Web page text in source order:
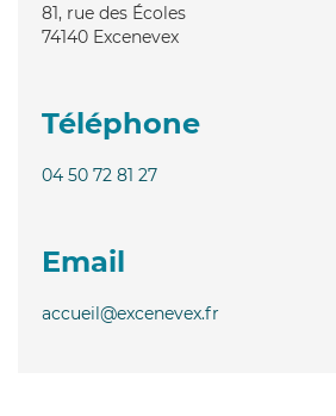
81, rue des Écoles
74140 Excenevex
Téléphone
04 50 72 81 27
Email
accueil@excenevex.fr